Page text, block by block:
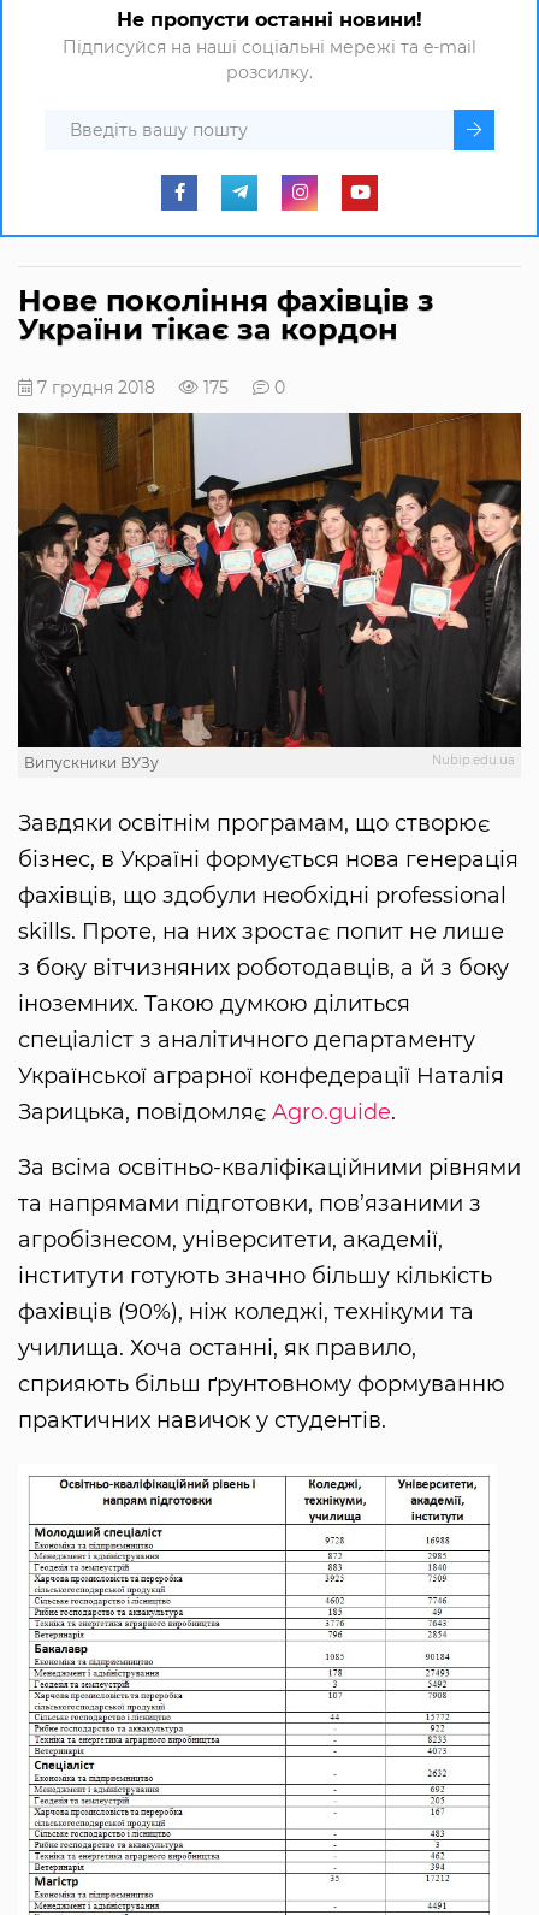
Не пропусти останні новини!
Підписуйся на наші соціальні мережі та e-mail
розсилку.
Нове покоління фахівців з
України тікає за кордон
7 грудня 2018 175 0
Nubip.edu.ua
Випускники ВУЗу
Завдяки освітнім програмам, що створює
бізнес, в Україні формується нова генерація
фахівців, що здобули необхідні professional
skills. Проте, на них зростає попит не лише
з боку вітчизняних роботодавців, а й з боку
іноземних. Такою думкою ділиться
спеціаліст з аналітичного департаменту
Української аграрної конфедерації Наталія
Зарицька, повідомляє Agro.guide.
За всіма освітньо-кваліфікаційними рівнями
та напрямами підготовки, пов’язаними з
агробізнесом, університети, академії,
інститути готують значно більшу кількість
фахівців (90%), ніж коледжі, технікуми та
училища. Хоча останні, як правило,
сприяють більш ґрунтовному формуванню
практичних навичок у студентів.